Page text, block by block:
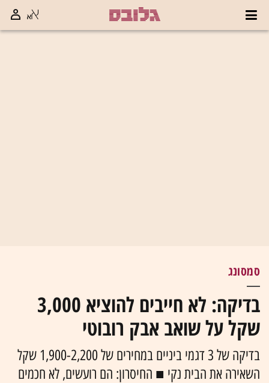
סמסונג
בדיקה: לא חייבים להוציא 3,000
שקל על שואב אבק רובוטי
בדיקה של 3 דגמי ביניים במחירים של 1,900-2,200 שקל
השאירה את הבית נקי ■ החיסרון: הם רועשים, לא חכמים